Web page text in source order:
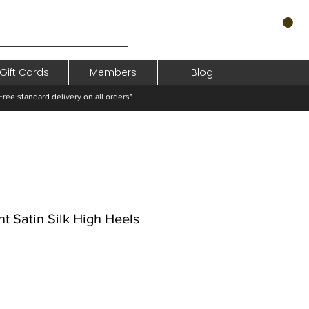
Gift Cards Members Blog
standard delivery on all orders*
Satin Silk High Heels